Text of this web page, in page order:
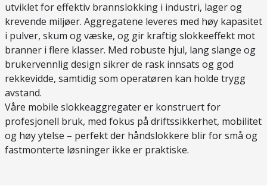
utviklet for effektiv brannslokking i industri, lager og
krevende miljøer. Aggregatene leveres med høy kapasitet
i pulver, skum og væske, og gir kraftig slokkeeffekt mot
branner i flere klasser. Med robuste hjul, lang slange og
brukervennlig design sikrer de rask innsats og god
rekkevidde, samtidig som operatøren kan holde trygg
avstand.
Våre mobile slokkeaggregater er konstruert for
profesjonell bruk, med fokus på driftssikkerhet, mobilitet
og høy ytelse – perfekt der håndslokkere blir for små og
fastmonterte løsninger ikke er praktiske.